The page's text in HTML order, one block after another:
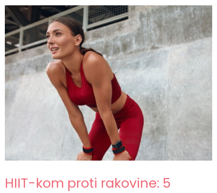
HIIT-kom proti rakovine: 5